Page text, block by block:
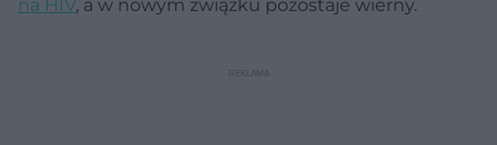
na HIV, a w nowym związku pozostaje wierny.